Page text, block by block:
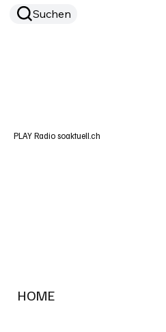
HOME
Suchen
PLAY Radio soaktuell.ch